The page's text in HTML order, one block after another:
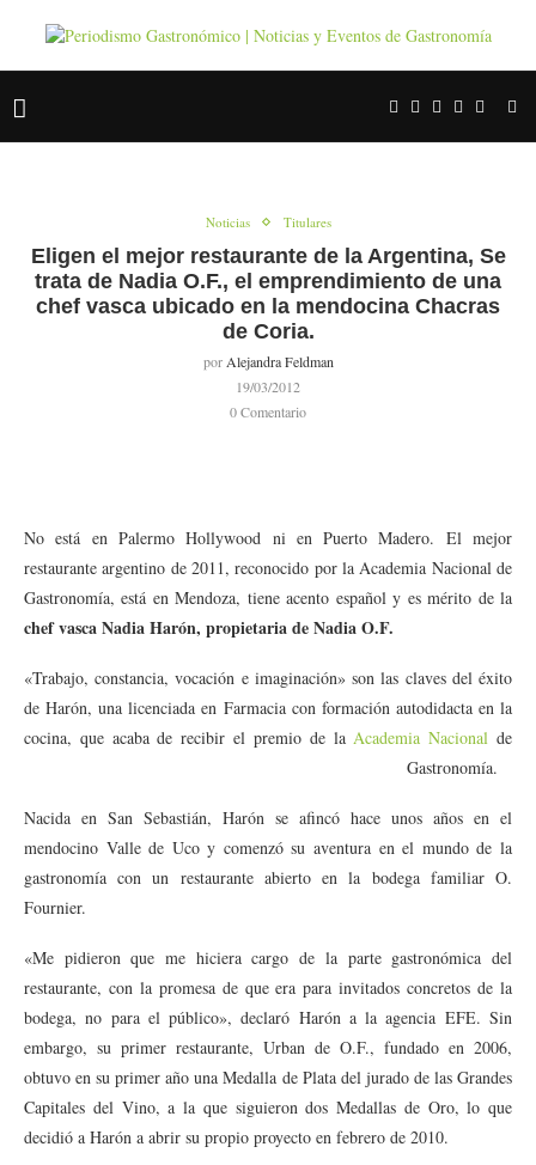
Noticias Titulares
Eligen el mejor restaurante de la Argentina, Se
trata de Nadia O.F., el emprendimiento de una
chef vasca ubicado en la mendocina Chacras
de Coria.
por Alejandra Feldman
19/03/2012
0 Comentario
No está en Palermo Hollywood ni en Puerto Madero. El mejor
restaurante argentino de 2011, reconocido por la Academia Nacional de
Gastronomía, está en Mendoza, tiene acento español y es mérito de la
chef vasca Nadia Harón, propietaria de Nadia O.F.
«Trabajo, constancia, vocación e imaginación» son las claves del éxito
de Harón, una licenciada en Farmacia con formación autodidacta en la
cocina, que acaba de recibir el premio de laAcademia Nacionalde
Gastronomía.
Nacida en San Sebastián, Harón se afincó hace unos años en el
mendocino Valle de Uco y comenzó su aventura en el mundo de la
gastronomía con un restaurante abierto en la bodega familiar O.
Fournier.
«Me pidieron que me hiciera cargo de la parte gastronómica del
restaurante, con la promesa de que era para invitados concretos de la
bodega, no para el público», declaró Harón a la agencia EFE. Sin
embargo, su primer restaurante, Urban de O.F., fundado en 2006,
obtuvo en su primer año una Medalla de Plata del jurado de las Grandes
Capitales del Vino, a la que siguieron dos Medallas de Oro, lo que
decidió a Harón a abrir su propio proyecto en febrero de 2010.